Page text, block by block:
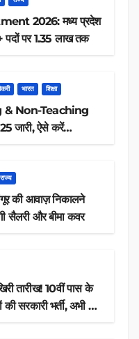
2026: मध्य प्रदेश
पर 1.35 लाख तक
भारत शिक्षा
& Non-Teaching
जारी, ऐसे करें
राज्य
की आवाज़ निकालने
मिलेगी सैलरी और बीमा कवर
तारीख! 10वीं पास के
सरकारी भर्ती, अभी करें